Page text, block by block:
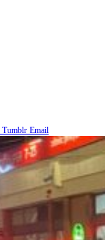
Tumblr Email